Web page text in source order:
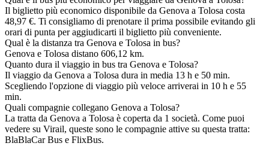
Il biglietto più economico disponibile da Genova a Tolosa costa
48,97 €. Ti consigliamo di prenotare il prima possibile evitando gli
orari di punta per aggiudicarti il biglietto più conveniente.
Qual è la distanza tra Genova e Tolosa in bus?
Genova e Tolosa distano 606,12 km.
Quanto dura il viaggio in bus tra Genova e Tolosa?
Il viaggio da Genova a Tolosa dura in media 13 h e 50 min.
Scegliendo l'opzione di viaggio più veloce arriverai in 10 h e 55
min.
Quali compagnie collegano Genova a Tolosa?
La tratta da Genova a Tolosa è coperta da 1 società. Come puoi
vedere su Virail, queste sono le compagnie attive su questa tratta:
BlaBlaCar Bus e FlixBus.